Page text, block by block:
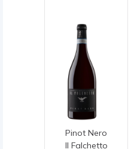
Pinot Nero
Il Falchetto